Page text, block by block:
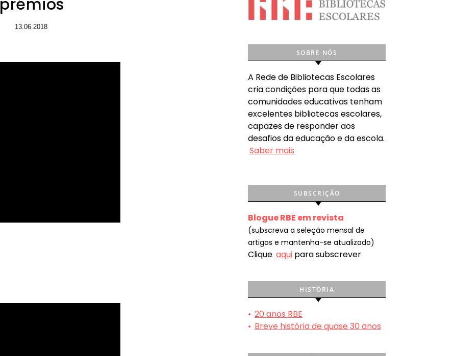
prémios
13.06.2018
SOBRE NÓS
A Rede de Bibliotecas Escolares
cria condições para que todas as
comunidades educativas tenham
excelentes bibliotecas escolares,
capazes de responder aos
desafios da educação e da escola.
Saber mais
SUBSCRIÇÃO
Blogue RBE em revista
(subscreva a seleção mensal de
artigos e mantenha-se atualizado)
Clique aqui para subscrever
HISTÓRIA
• 20 anos RBE
• Breve história de quase 30 anos